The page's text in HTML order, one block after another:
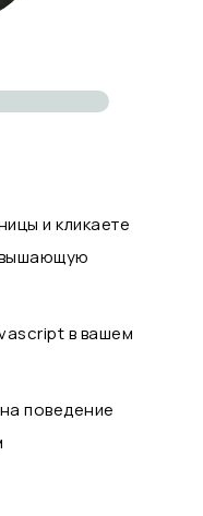
и кликаете
в вашем
поведение